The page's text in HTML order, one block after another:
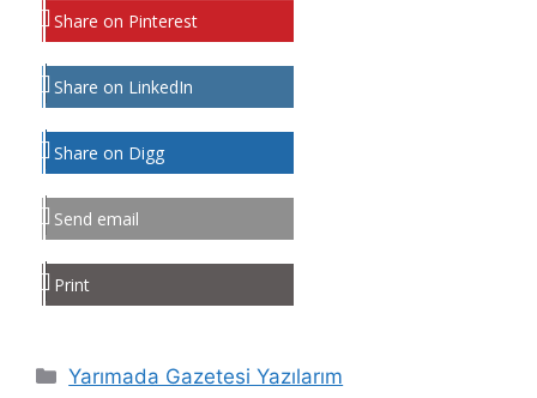
Share on Pinterest
Share on LinkedIn
Share on Digg
Send email
Print
Kategoriler
Yarımada Gazetesi Yazılarım